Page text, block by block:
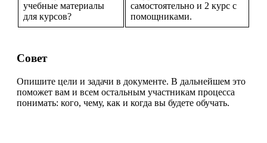
учебные материалы
для курсов?
самостоятельно и 2 курс с
помощниками.
Совет
Опишите цели и задачи в документе. В дальнейшем это
поможет вам и всем остальным участникам процесса
понимать: кого, чему, как и когда вы будете обучать.